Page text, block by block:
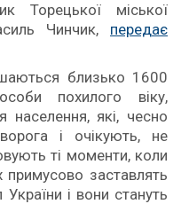
Торецької міської
Чинчик, передає
близько 1600
похилого віку,
населення, які, чесно
і очікують, не
ті моменти, коли
примусово заставлять
і вони стануть